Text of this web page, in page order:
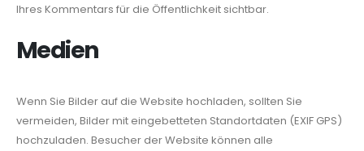
Ihres Kommentars für die Öffentlichkeit sichtbar.
Medien
Wenn Sie Bilder auf die Website hochladen, sollten Sie
vermeiden, Bilder mit eingebetteten Standortdaten (EXIF GPS)
hochzuladen. Besucher der Website können alle